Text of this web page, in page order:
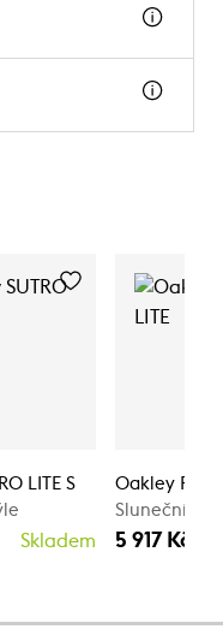
LITE S
Skladem
Oakley RSLV
Sluneční
5 917 Kč